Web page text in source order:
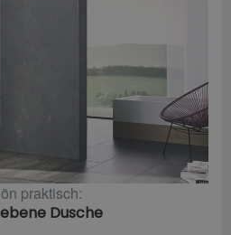
praktisch:
Dusche